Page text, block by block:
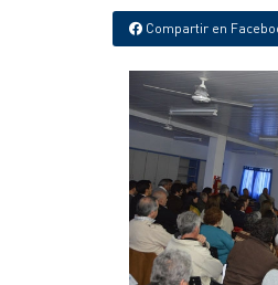
Compartir en